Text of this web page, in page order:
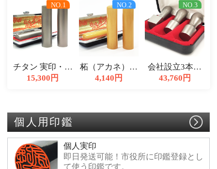
NO.1
チタン 実印・銀
行印・認印 3本
15,300円
NO.2
柘（アカネ）実
印・銀行印・認
4,140円
NO.3
会社設立3本セ
ット ブラストチ
印
43,760円
個人用印鑑
個人実印
即日発送可能！市役所に印鑑登録とし
て使う印鑑です。